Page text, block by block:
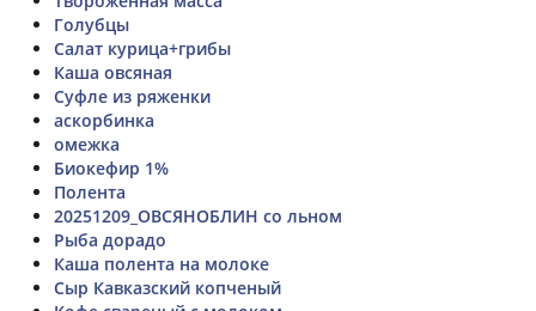
Голубцы
Салат курица+грибы
Каша овсяная
Суфле из ряженки
аскорбинка
омежка
Биокефир 1%
Полента
20251209_ОВСЯНОБЛИН со льном
Рыба дорадо
Каша полента на молоке
Сыр Кавказский копченый